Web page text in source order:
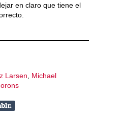
en claro que tiene el
Larsen
Michael